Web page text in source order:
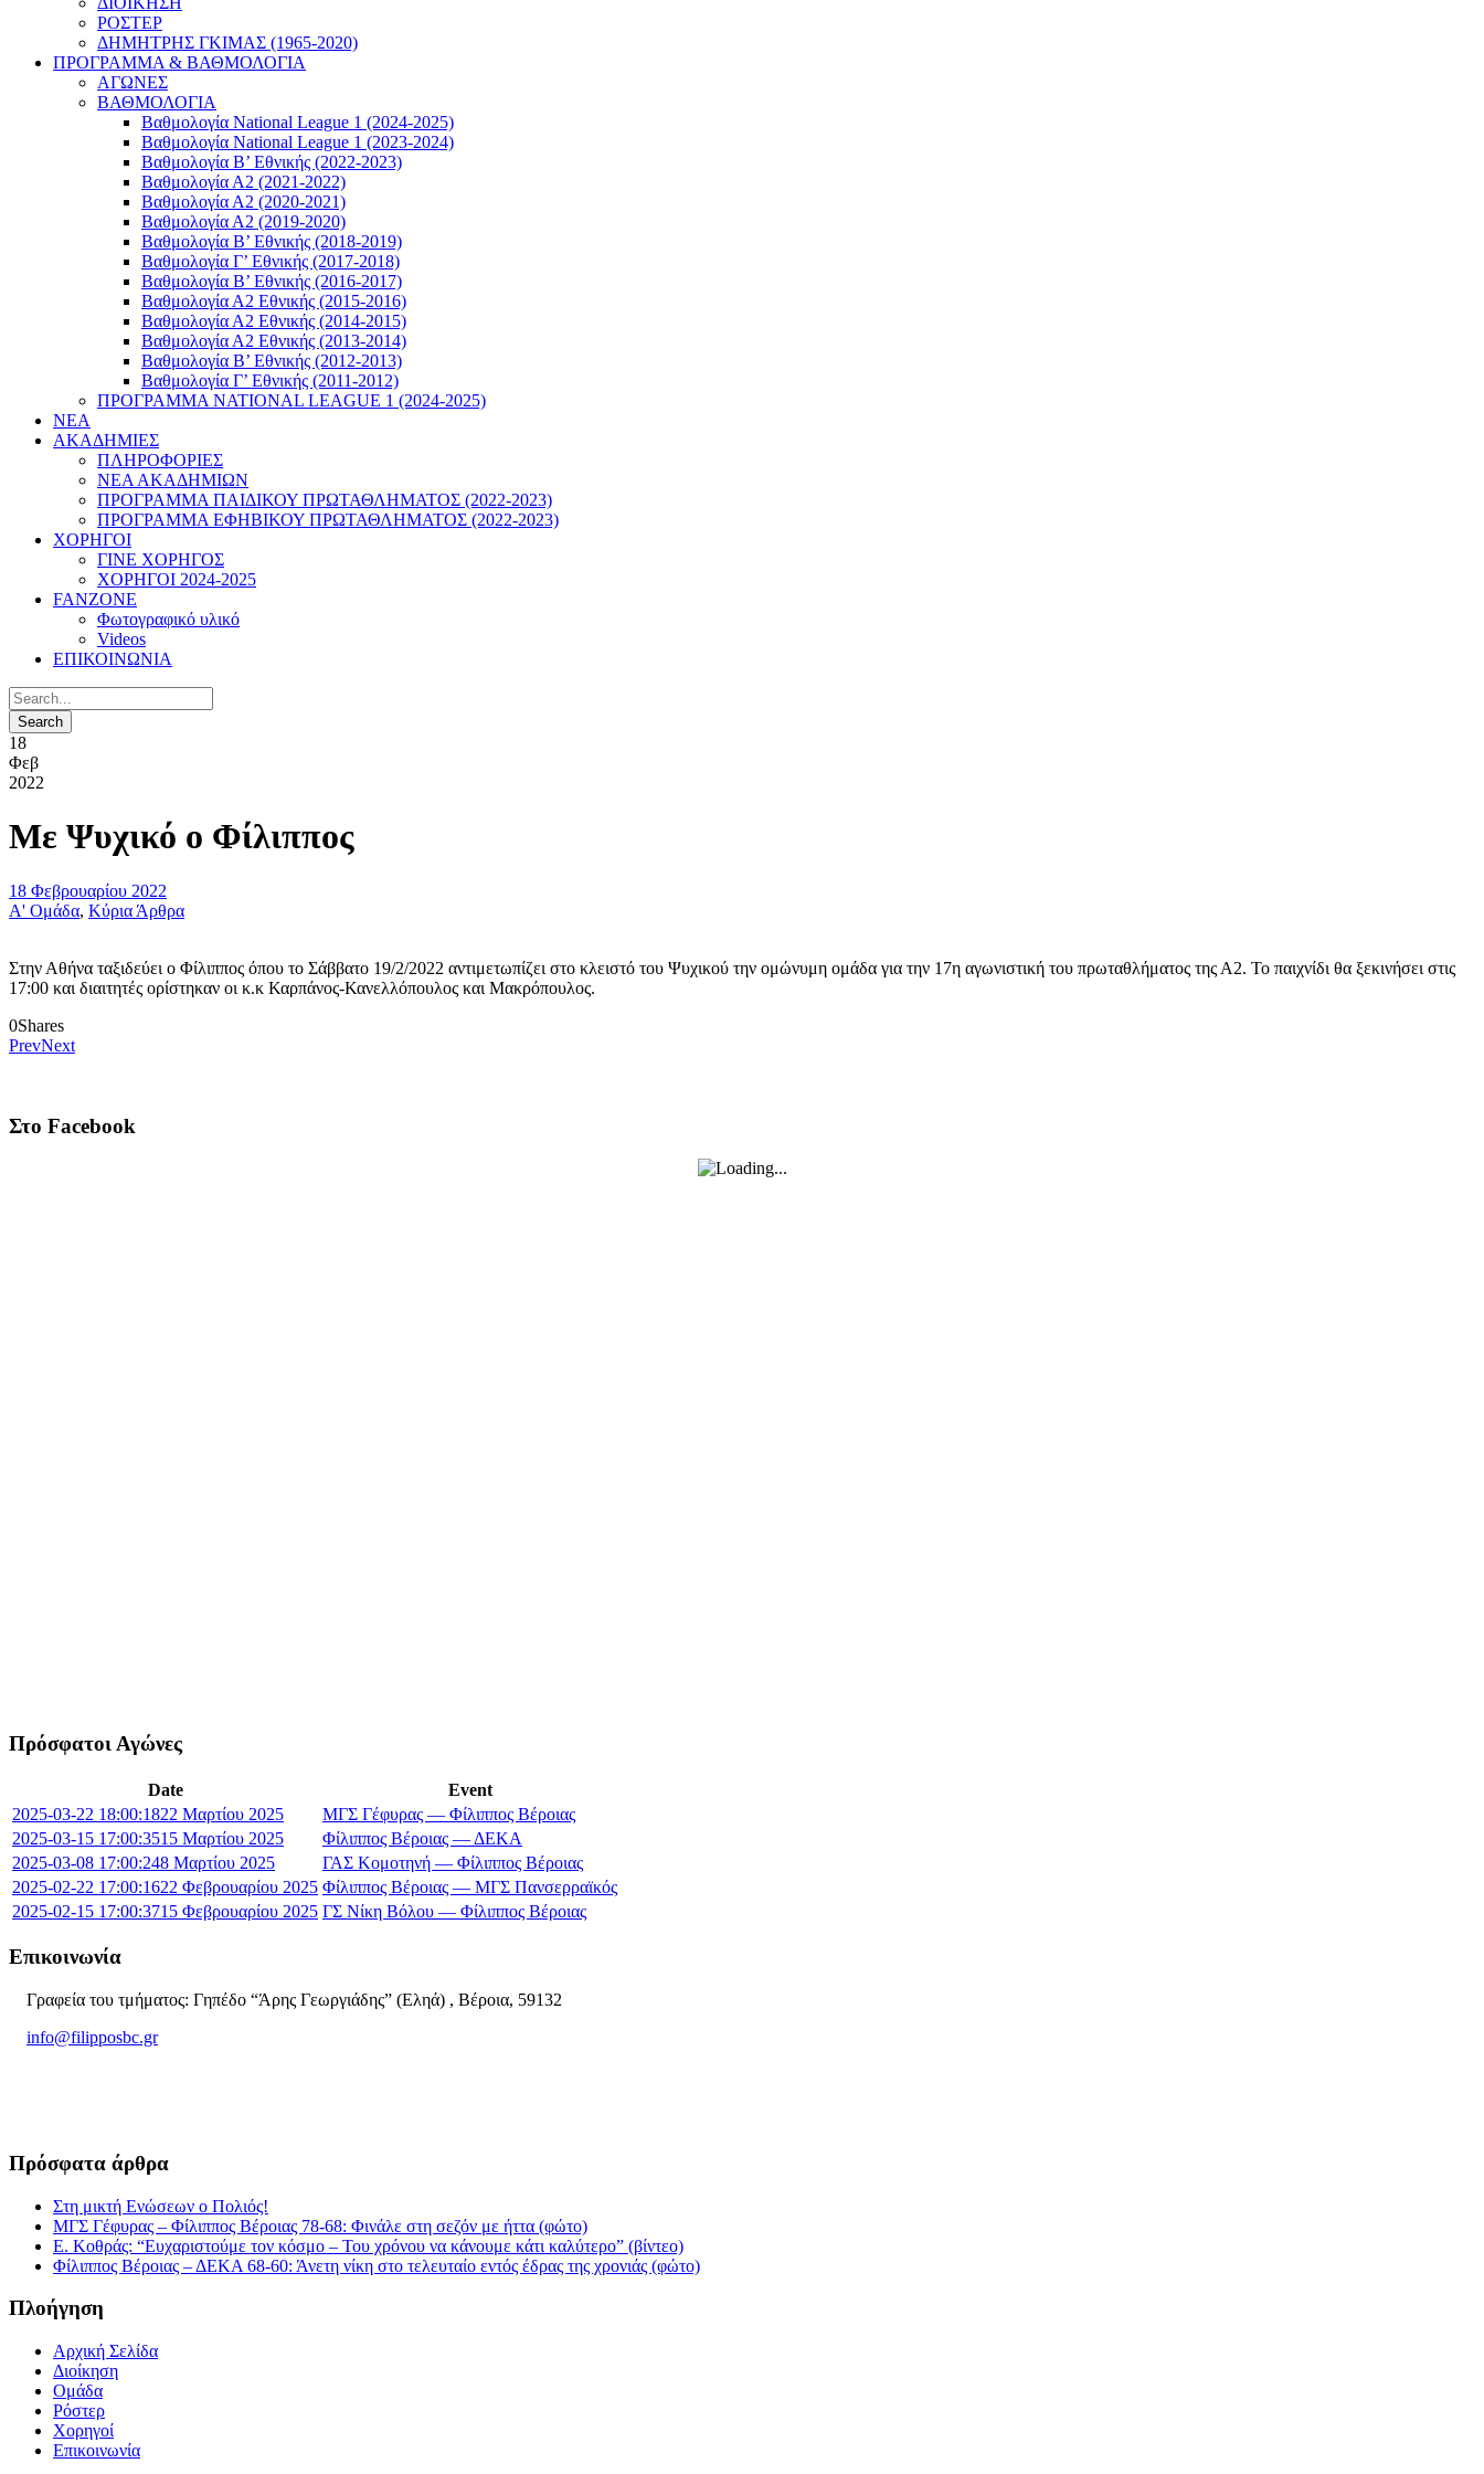
ΡΟΣΤΕΡ
ΔΗΜΗΤΡΗΣ ΓΚΙΜΑΣ (1965-2020)
ΠΡΟΓΡΑΜΜΑ & ΒΑΘΜΟΛΟΓΙΑ
ΑΓΩΝΕΣ
ΒΑΘΜΟΛΟΓΙΑ
Βαθμολογία National League 1 (2024-2025)
Βαθμολογία National League 1 (2023-2024)
Βαθμολογία Β’ Εθνικής (2022-2023)
Βαθμολογία Α2 (2021-2022)
Βαθμολογία Α2 (2020-2021)
Βαθμολογία Α2 (2019-2020)
Βαθμολογία B’ Εθνικής (2018-2019)
Βαθμολογία Γ’ Εθνικής (2017-2018)
Βαθμολογία Β’ Εθνικής (2016-2017)
Βαθμολογία Α2 Εθνικής (2015-2016)
Βαθμολογία Α2 Εθνικής (2014-2015)
Βαθμολογία Α2 Εθνικής (2013-2014)
Βαθμολογία Β’ Εθνικής (2012-2013)
Βαθμολογία Γ’ Εθνικής (2011-2012)
ΠΡΟΓΡΑΜΜΑ NATIONAL LEAGUE 1 (2024-2025)
ΝΕΑ
ΑΚΑΔΗΜΙΕΣ
ΠΛΗΡΟΦΟΡΙΕΣ
ΝΕΑ ΑΚΑΔΗΜΙΩΝ
ΠΡΟΓΡΑΜΜΑ ΠΑΙΔΙΚΟΥ ΠΡΩΤΑΘΛΗΜΑΤΟΣ (2022-2023)
ΠΡΟΓΡΑΜΜΑ ΕΦΗΒΙΚΟΥ ΠΡΩΤΑΘΛΗΜΑΤΟΣ (2022-2023)
ΧΟΡΗΓΟΙ
ΓΙΝΕ ΧΟΡΗΓΟΣ
ΧΟΡΗΓΟΙ 2024-2025
FANZONE
Φωτογραφικό υλικό
Videos
ΕΠΙΚΟΙΝΩΝΙΑ
18
Φεβ
2022
Με Ψυχικό ο Φίλιππος
18 Φεβρουαρίου 2022
Α' Ομάδα, Κύρια Άρθρα
Στην Αθήνα ταξιδεύει ο Φίλιππος όπου το Σάββατο 19/2/2022 αντιμετωπίζει στο κλειστό του Ψυχικού την ομώνυμη ομάδα για την 17η αγωνιστική του πρωταθλήματος της Α2. Το παιχνίδι θα ξεκινήσει στις
17:00 και διαιτητές ορίστηκαν οι κ.κ Καρπάνος-Κανελλόπουλος και Μακρόπουλος.
0Shares
PrevNext
Στο Facebook
Πρόσφατοι Αγώνες
Date
Event
2025-03-22 18:00:1822 Μαρτίου 2025
ΜΓΣ Γέφυρας — Φίλιππος Βέροιας
2025-03-15 17:00:3515 Μαρτίου 2025
Φίλιππος Βέροιας — ΔΕΚΑ
2025-03-08 17:00:248 Μαρτίου 2025
ΓΑΣ Κομοτηνή — Φίλιππος Βέροιας
2025-02-22 17:00:1622 Φεβρουαρίου 2025 Φίλιππος Βέροιας — ΜΓΣ Πανσερραϊκός
2025-02-15 17:00:3715 Φεβρουαρίου 2025 ΓΣ Νίκη Βόλου — Φίλιππος Βέροιας
Επικοινωνία
Γραφεία του τμήματος: Γηπέδο “Άρης Γεωργιάδης” (Εληά) , Βέροια, 59132
info@filipposbc.gr
Πρόσφατα άρθρα
Στη μικτή Ενώσεων ο Πολιός!
ΜΓΣ Γέφυρας – Φίλιππος Βέροιας 78-68: Φινάλε στη σεζόν με ήττα (φώτο)
Ε. Κοθράς: “Ευχαριστούμε τον κόσμο – Του χρόνου να κάνουμε κάτι καλύτερο” (βίντεο)
Φίλιππος Βέροιας – ΔΕΚΑ 68-60: Άνετη νίκη στο τελευταίο εντός έδρας της χρονιάς (φώτο)
Πλοήγηση
Αρχική Σελίδα
Διοίκηση
Ομάδα
Ρόστερ
Χορηγοί
Επικοινωνία